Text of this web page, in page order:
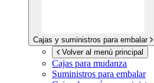
Cajas y suministros para embalar
Volver al menú principal
Cajas para mudanza
Suministros para embalar